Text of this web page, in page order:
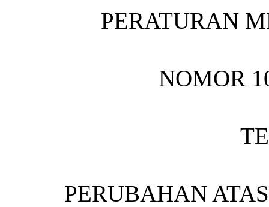
PERATURAN
NOMOR
PERUBAHAN